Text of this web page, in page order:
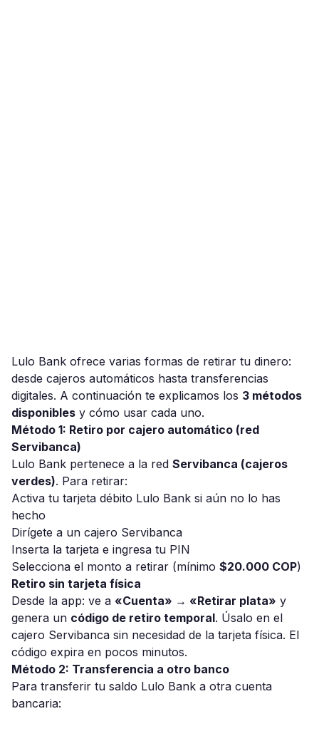
Lulo Bank ofrece varias formas de retirar tu dinero:
desde cajeros automáticos hasta transferencias
digitales. A continuación te explicamos los 3 métodos
disponibles y cómo usar cada uno.
Método 1: Retiro por cajero automático (red
Servibanca)
Lulo Bank pertenece a la red Servibanca (cajeros
verdes). Para retirar:
Activa tu tarjeta débito Lulo Bank si aún no lo has
hecho
Dirígete a un cajero Servibanca
Inserta la tarjeta e ingresa tu PIN
Selecciona el monto a retirar (mínimo $20.000 COP)
Retiro sin tarjeta física
Desde la app: ve a «Cuenta» → «Retirar plata» y
genera un código de retiro temporal. Úsalo en el
cajero Servibanca sin necesidad de la tarjeta física. El
código expira en pocos minutos.
Método 2: Transferencia a otro banco
Para transferir tu saldo Lulo Bank a otra cuenta
bancaria: